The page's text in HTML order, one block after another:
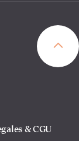
& CGU